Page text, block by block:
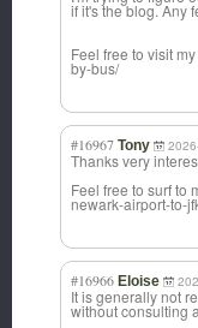
if it's the blog. Any
Feel free to visit
by-bus/
#16967 Tony
Thanks very
Feel free to surf to
newark-airport-to-
#16966 Eloise
It is generally not
without consulting